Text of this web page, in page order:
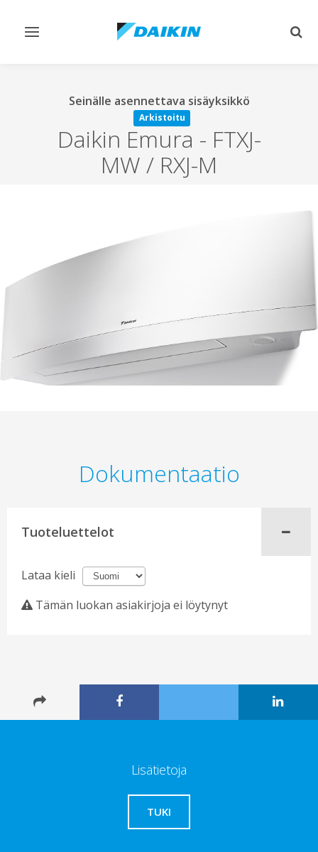
Vaihda
Seinälle asennettava sisäyksikkö
Arkistoitu
Daikin Emura - FTXJ-
MW / RXJ-M
Dokumentaatio
Tuoteluettelot
Lataa kieli
Tämän luokan asiakirjoja ei löytynyt
Lisätietoja
TUKI